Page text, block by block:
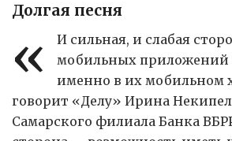
Долгая песня
«
И сильная, и слабая
мобильных приложений
именно в их мобильном
говорит «Делу» Ирина
Самарского филиала Банка